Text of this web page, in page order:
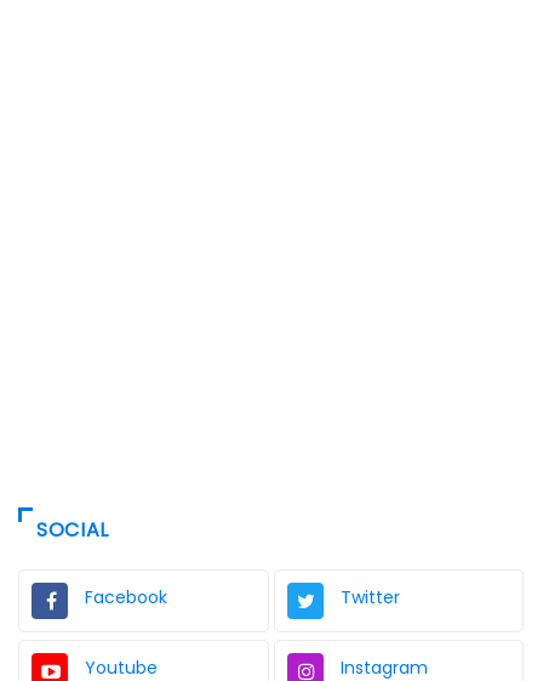
SOCIAL
Facebook Twitter
Youtube Instagram